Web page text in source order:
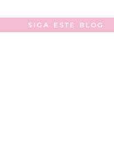
SIGA ESTE BLOG